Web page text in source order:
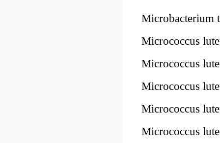
Microbacterium
Micrococcus
Micrococcus
Micrococcus
Micrococcus
Micrococcus